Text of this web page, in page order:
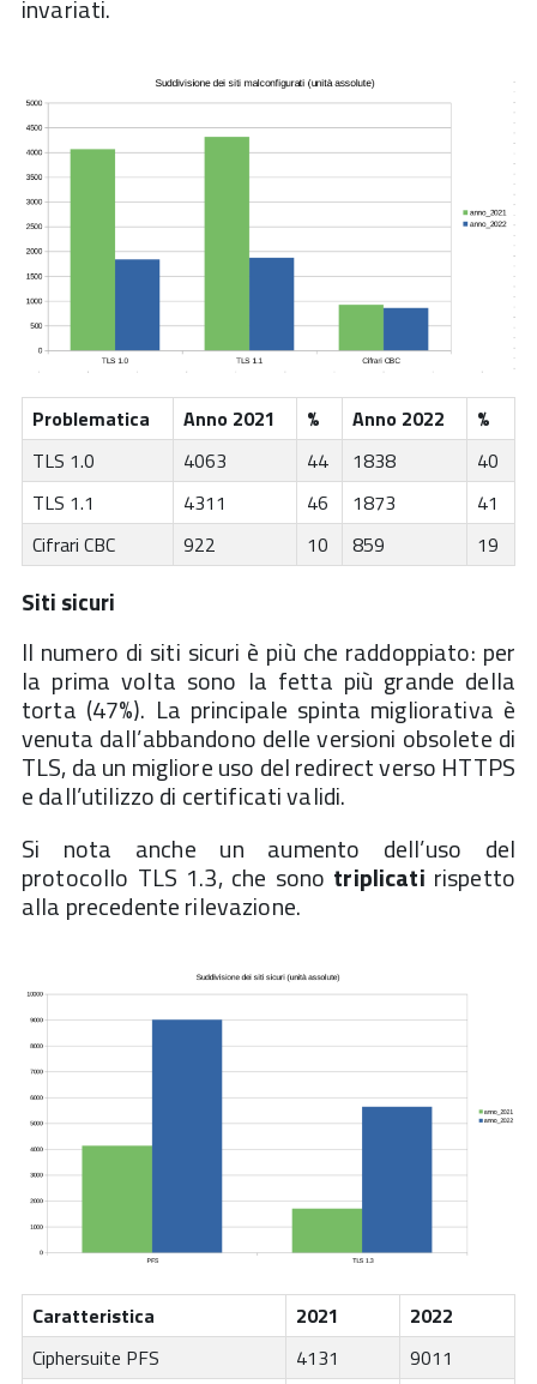
invariati.
Problematica Anno 2021 % Anno 2022
%
TLS 1.0
4063 44 1838
40
TLS 1.1
4311 46 1873
41
Cifrari CBC
922 10 859 19
Siti sicuri
Il numero di siti sicuri è più che raddoppiato: per
la prima volta sono la fetta più grande della
torta (47%). La principale spinta migliorativa è
venuta dall’abbandono delle versioni obsolete di
TLS, da un migliore uso del redirect verso HTTPS
e dall’utilizzo di certificati validi.
Si nota anche un aumento dell’uso del
protocollo TLS 1.3, che sono triplicati rispetto
alla precedente rilevazione.
Caratteristica 2021
2022
Ciphersuite PFS
4131
9011